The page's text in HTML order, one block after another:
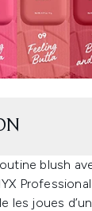
blush
les joues